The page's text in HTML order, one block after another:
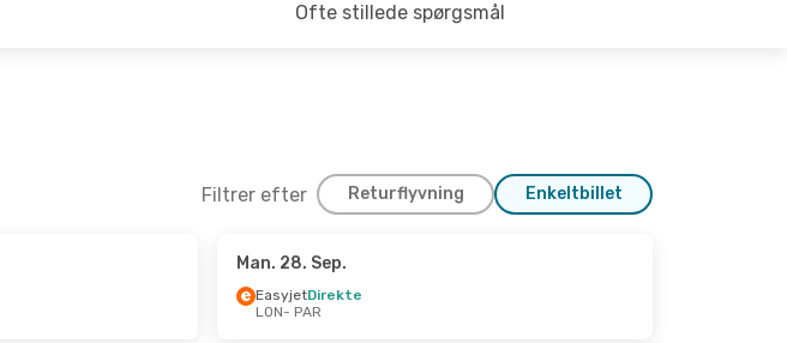
Ofte stillede spørgsmål
Filtrer efter Returflyvning Enkeltbillet
- Fre. 16. Okt.
Man. 28. Sep.
EasyjetDirekte
LON- PAR